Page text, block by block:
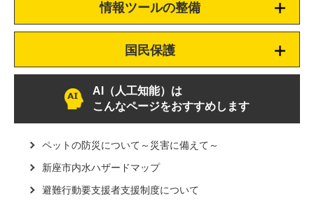
情報ツールの整備
国民保護
AI（人工知能）は
こんなページをおすすめします
ペットの防災について～災害に備えて～
新座市内水ハザードマップ
避難行動要支援者支援制度について